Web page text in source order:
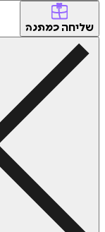
שליחה כמתנה